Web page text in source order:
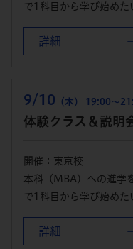
で1科目から学び始めた
詳細
9/10 （木） 19:00～
体験クラス＆説明
開催：東京校
本科（MBA）への進学
で1科目から学び始めた
詳細